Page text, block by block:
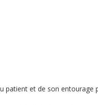
patient et de son entourage